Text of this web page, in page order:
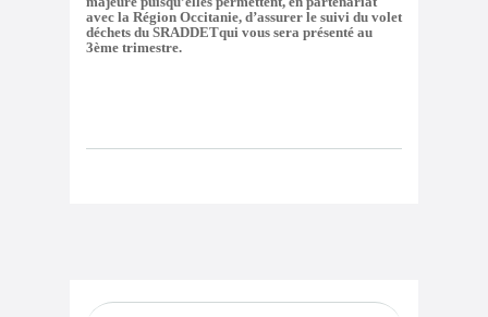
avec la Région Occitanie, d’assurer le suivi du volet
déchets du SRADDETqui vous sera présenté au
3ème trimestre.